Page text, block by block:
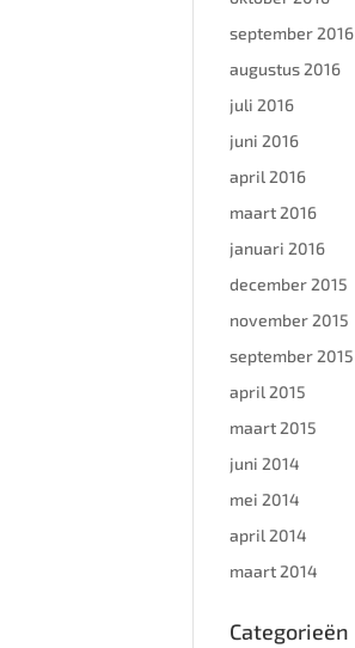
september 2016
augustus 2016
juli 2016
juni 2016
april 2016
maart 2016
januari 2016
december 2015
november 2015
september 2015
april 2015
maart 2015
juni 2014
mei 2014
april 2014
maart 2014
Categorieën